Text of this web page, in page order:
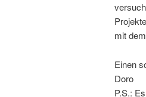
mit
Einen
Doro
P.S.: